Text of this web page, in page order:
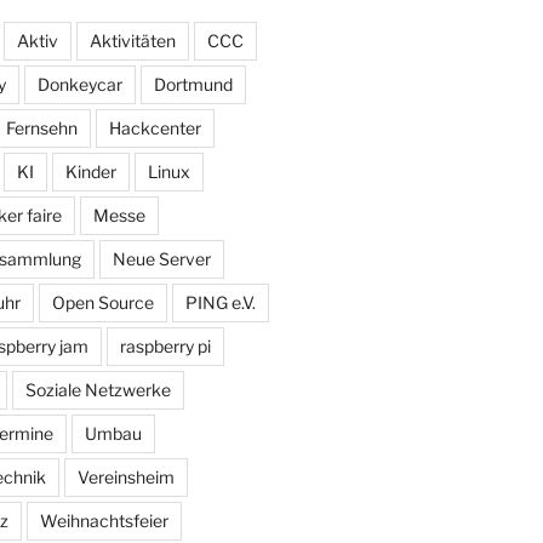
Aktiv Aktivitäten CCC
Donkeycar Dortmund
Fernsehn Hackcenter
KI Kinder Linux
faire Messe
Neue Server
Open Source PING e.V.
jam raspberry pi
Soziale Netzwerke
Umbau
Vereinsheim
Weihnachtsfeier